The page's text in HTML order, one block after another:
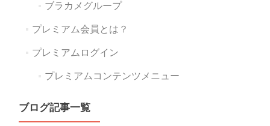
ブラカメグループ
プレミアム会員とは？
プレミアムログイン
プレミアムコンテンツメニュー
ブログ記事一覧